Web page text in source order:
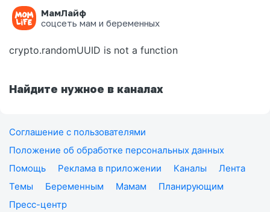
МамЛайф
соцсеть мам и беременных
Ошибка на странице
crypto.randomUUID is not a function
Найдите нужное в каналах
Соглашение с пользователями
Положение об обработке персональных данных
Помощь
Реклама в приложении Каналы
Лента
Темы
Беременным Мамам
Планирующим
Пресс-центр